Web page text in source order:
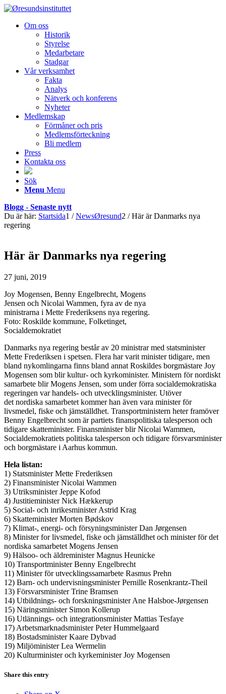
Om oss
Historik
Styrelse
Medarbetare
Stadgar
Vår verksamhet
Fakta
Analys
Nätverk och konferens
Nyheter
Medlemskap
Förmåner och pris
Medlemsförteckning
Bli medlem
Press
Kontakta oss
Sök
Menu Menu
Blogg - Senaste nytt
Du är här: Startsida1 / NewsØresund2 / Här är Danmarks nya
regering
Här är Danmarks nya regering
27 juni, 2019
Joy Mogensen, Benny Engelbrecht, Mogens
Jensen och Nicolai Wammen, fyra av de nya
ministrarna i Mette Frederiksens nya regering.
Foto: Roskilde kommune, Folketinget,
Socialdemokratiet
Danmarks nya regering består av 20 ministrar med statsminister
Mette Frederiksen i spetsen. Flera har varit minister tidigare, men
bland nykomlingarna finns bland annat Roskildes borgmästare Joy
Mogensen som blir kultur- och kyrkominister. Ministern för nordiskt
samarbete blir Mogens Jensen, som under förra socialdemokratiska
regeringen var handels- och utvecklingsminister. Utöver
det nordiska samarbetet kommer han även vara minister för
livsmedel, fiske och jämställdhet. Transportministern heter framöver
Benny Engelbrecht som är partiets finanspolitiska talesperson och
tidigare skatteminister. Finansminister blir Nicolai Wammen,
Socialdemokratiets politiska talesperson och tidigare försvarsminister
och borgmästare i Aarhus kommun.
Hela listan:
1) Statsminister Mette Frederiksen
2) Finansminister Nicolai Wammen
3) Utriksminister Jeppe Kofod
4) Justitieminister Nick Hækkerup
5) Social- och inrikesminister Astrid Krag
6) Skatteminister Morten Bødskov
7) Klimat-, energi- och försyningsminister Dan Jørgensen
8) Minister for livsmedel, fiske och jämställdhet och minister för det
nordiska samarbetet Mogens Jensen
9) Hälsoo- och äldreminister Magnus Heunicke
10) Transportminister Benny Engelbrecht
11) Minister för utvecklingssamarbete Rasmus Prehn
12) Barn- och undervisningsminister Pernille Rosenkrantz-Theil
13) Försvarsminister Trine Bramsen
14) Utbildnings- och forskningsminister Ane Halsboe-Jørgensen
15) Näringsminister Simon Kollerup
16) Utlännings- och integrationsminister Mattias Tesfaye
17) Arbetsmarknadsminister Peter Hummelgaard
18) Bostadsminister Kaare Dybvad
19) Miljöminister Lea Wermelin
20) Kulturminister och kyrkeminister Joy Mogensen
Share this entry